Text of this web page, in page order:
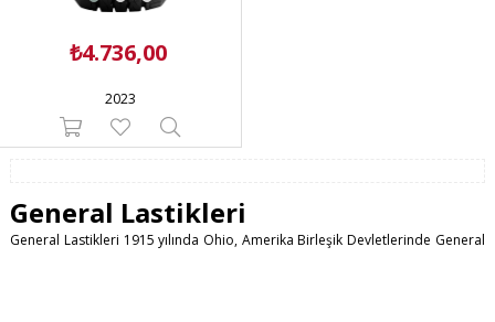
₺4.736,00
2023
General Lastikleri
General Lastikleri 1915 yılında Ohio, Amerika Birleşik Devletlerinde General